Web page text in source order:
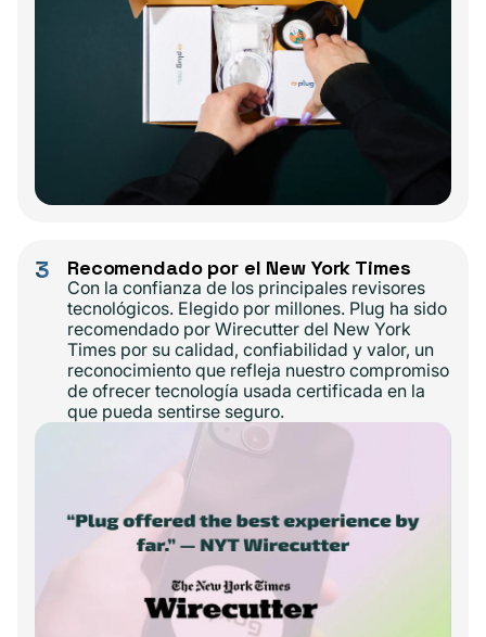
3 Recomendado por el New York Times
Con la confianza de los principales revisores
tecnológicos. Elegido por millones. Plug ha sido
recomendado por Wirecutter del New York
Times por su calidad, confiabilidad y valor, un
reconocimiento que refleja nuestro compromiso
de ofrecer tecnología usada certificada en la
que pueda sentirse seguro.